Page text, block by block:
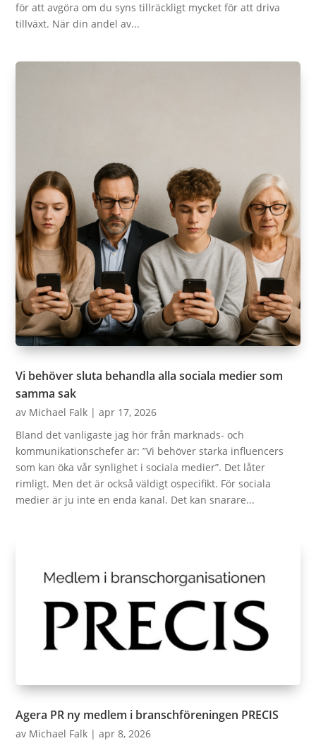
för att avgöra om du syns tillräckligt mycket för att driva
tillväxt. När din andel av...
Vi behöver sluta behandla alla sociala medier som
samma sak
av Michael Falk |apr 17, 2026
Bland det vanligaste jag hör från marknads- och
kommunikationschefer är: ”Vi behöver starka influencers
som kan öka vår synlighet i sociala medier”. Det låter
rimligt. Men det är också väldigt ospecifikt. För sociala
medier är ju inte en enda kanal. Det kan snarare...
Agera PR ny medlem i branschföreningen PRECIS
av Michael Falk |apr 8, 2026